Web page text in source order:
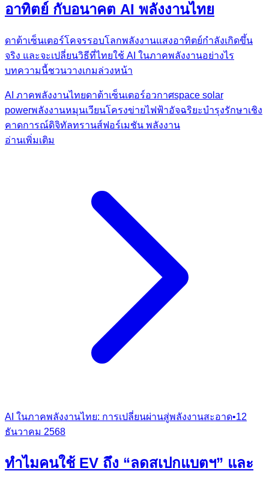
อาทิตย์ กับอนาคต AI พลังงานไทย
ดาต้าเซ็นเตอร์โคจรรอบโลกพลังงานแสงอาทิตย์กำลังเกิดขึ้น
จริง และจะเปลี่ยนวิธีที่ไทยใช้ AI ในภาคพลังงานอย่างไร
บทความนี้ชวนวางเกมล่วงหน้า
AI ภาคพลังงานไทยดาต้าเซ็นเตอร์อวกาศspace solar
powerพลังงานหมุนเวียนโครงข่ายไฟฟ้าอัจฉริยะบำรุงรักษาเชิง
คาดการณ์ดิจิทัลทรานส์ฟอร์เมชัน พลังงาน
อ่านเพิ่มเติม
AI ในภาคพลังงานไทย: การเปลี่ยนผ่านสู่พลังงานสะอาด•12
ธันวาคม 2568
ทำไมคนใช้ EV ถึง “ลดสเปกแบตฯ” และ